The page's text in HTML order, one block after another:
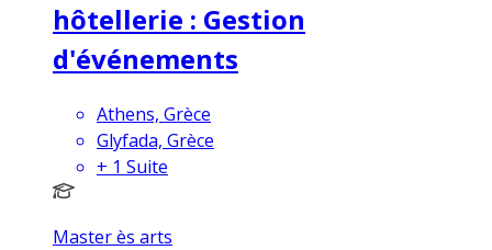
hôtellerie : Gestion
d'événements
Athens, Grèce
Glyfada, Grèce
+ 1 Suite
Master ès arts